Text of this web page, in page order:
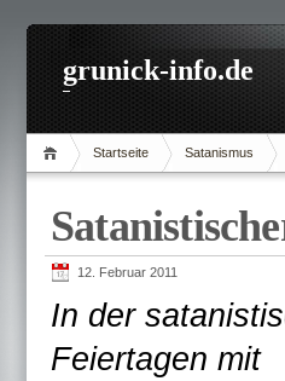
grunick-info.de
Startseite Satanismus
12. Februar 2011
In der
Feiertagen mit